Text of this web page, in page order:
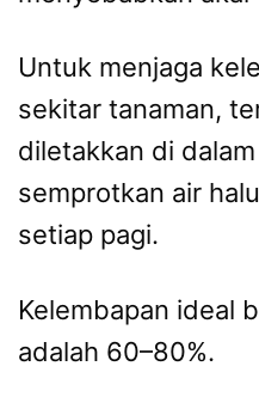
Untuk menjaga
sekitar tanaman,
diletakkan di
semprotkan air
setiap pagi.
Kelembapan ideal
adalah 60–80%.